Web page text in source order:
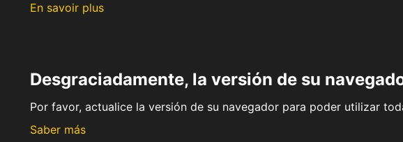
En savoir plus
Desgraciadamente, la versión de su
Por favor, actualice la versión de su navegador para poder utilizar
Saber más